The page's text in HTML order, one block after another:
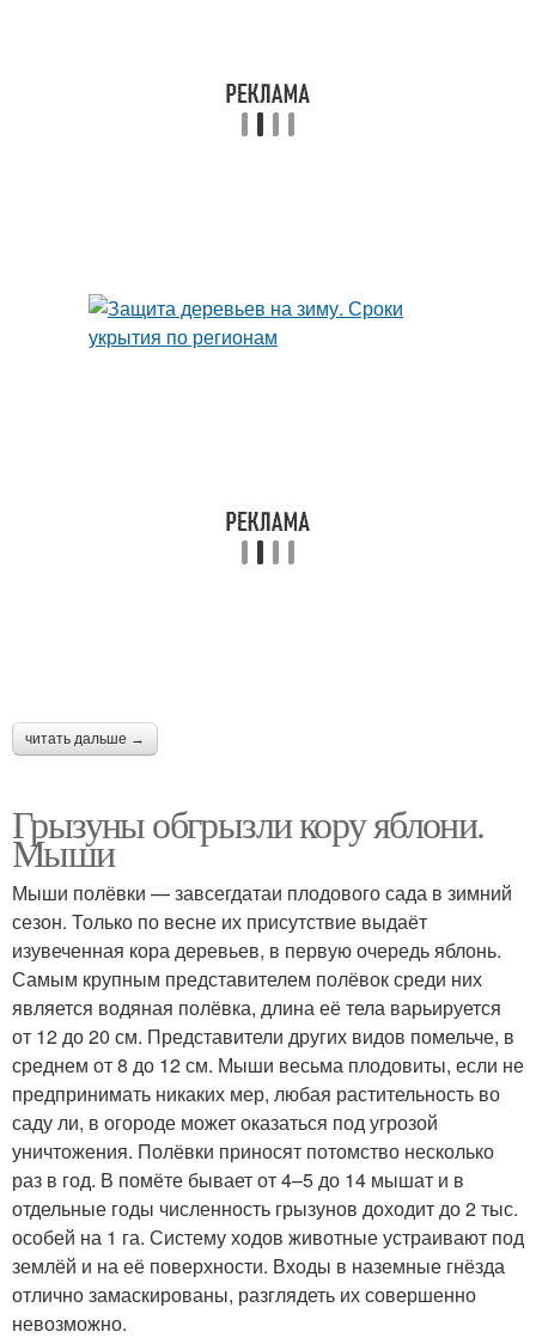
читать дальше →
Грызуны обгрызли кору яблони.
Мыши
Мыши полёвки — завсегдатаи плодового сада в зимний
сезон. Только по весне их присутствие выдаёт
изувеченная кора деревьев, в первую очередь яблонь.
Самым крупным представителем полёвок среди них
является водяная полёвка, длина её тела варьируется
от 12 до 20 см. Представители других видов помельче, в
среднем от 8 до 12 см. Мыши весьма плодовиты, если не
предпринимать никаких мер, любая растительность во
саду ли, в огороде может оказаться под угрозой
уничтожения. Полёвки приносят потомство несколько
раз в год. В помёте бывает от 4–5 до 14 мышат и в
отдельные годы численность грызунов доходит до 2 тыс.
особей на 1 га. Систему ходов животные устраивают под
землёй и на её поверхности. Входы в наземные гнёзда
отлично замаскированы, разглядеть их совершенно
невозможно.